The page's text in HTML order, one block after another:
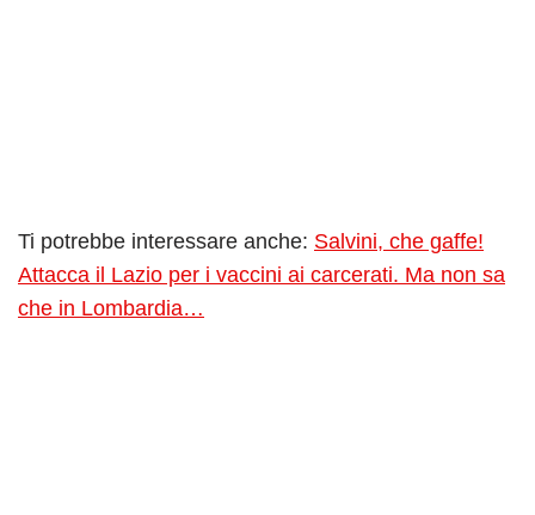
Ti potrebbe interessare anche: Salvini, che gaffe!
Attacca il Lazio per i vaccini ai carcerati. Ma non sa
che in Lombardia…